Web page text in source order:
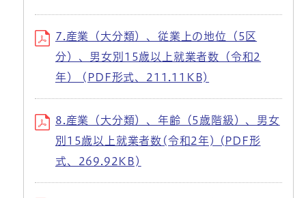
7.産業（大分類）、従業上の地位（5区
分）、男女別15歳以上就業者数（令和2
年） (PDF形式、211.11KB)
8.産業（大分類）、年齢（5歳階級）、男女
別15歳以上就業者数(令和2年) (PDF形
式、269.92KB)